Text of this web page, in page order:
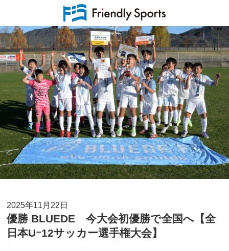
2025年11月22日
優勝 BLUEDE 今大会初優勝で全国へ【全
日本Uｰ12サッカー選手権大会】